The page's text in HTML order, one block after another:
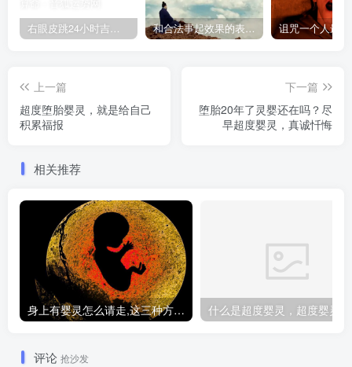
右眼皮跳24小时吉凶预兆 和合法事起效果的表现，出现这些就要留意了
上一篇
超度堕胎婴灵，就是给自己
积累福报
下一篇
堕胎20年了灵婴还在吗？尽
早超度婴灵，真诚忏悔
相关推荐
身上有婴灵怎么请走,这三种方法让你摆脱纠缠
评论 抢沙发